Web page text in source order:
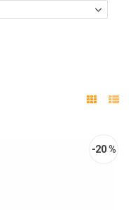
-20 %